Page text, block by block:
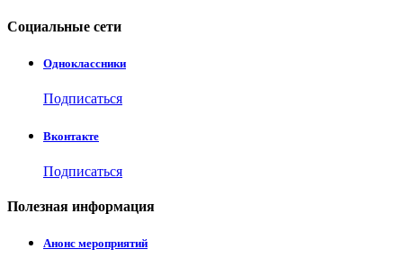
Социальные сети
Одноклассники
Подписаться
Вконтакте
Подписаться
Полезная информация
Анонс мероприятий